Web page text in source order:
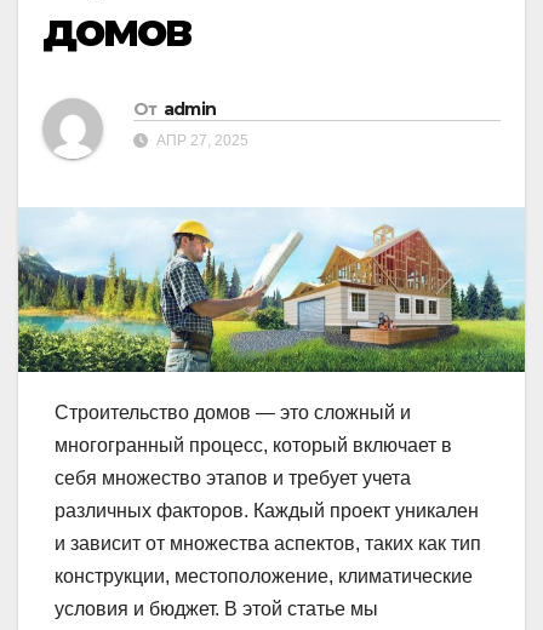
домов
От admin
АПР 27, 2025
Строительство домов — это сложный и
многогранный процесс, который включает в
себя множество этапов и требует учета
различных факторов. Каждый проект уникален
и зависит от множества аспектов, таких как тип
конструкции, местоположение, климатические
условия и бюджет. В этой статье мы